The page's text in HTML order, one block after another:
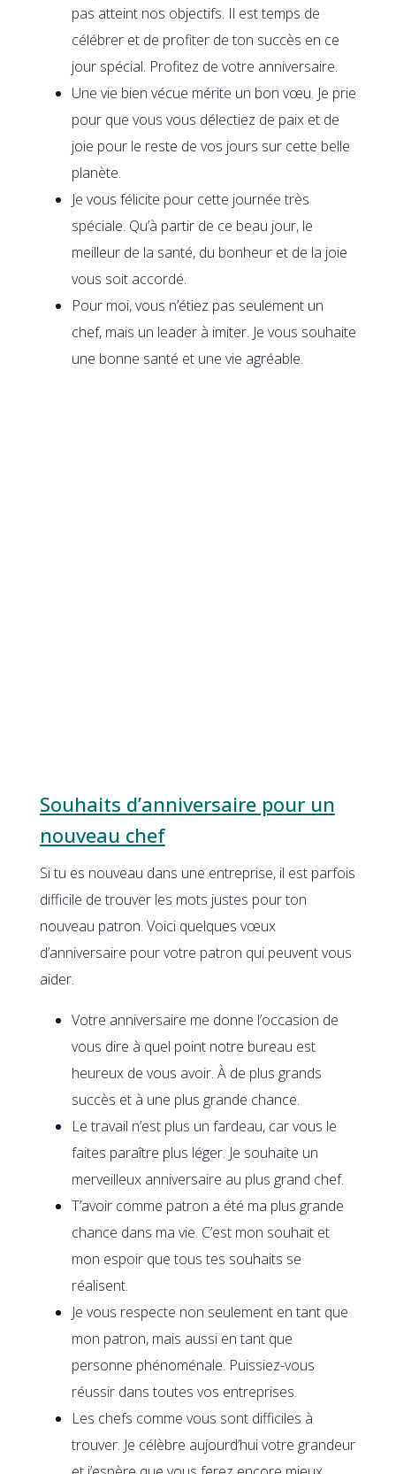
pas atteint nos objectifs. Il est temps de
célébrer et de profiter de ton succès en ce
jour spécial. Profitez de votre anniversaire.
Une vie bien vécue mérite un bon vœu. Je prie
pour que vous vous délectiez de paix et de
joie pour le reste de vos jours sur cette belle
planète.
Je vous félicite pour cette journée très
spéciale. Qu’à partir de ce beau jour, le
meilleur de la santé, du bonheur et de la joie
vous soit accordé.
Pour moi, vous n’étiez pas seulement un
chef, mais un leader à imiter. Je vous souhaite
une bonne santé et une vie agréable.
Souhaits d’anniversaire pour un
nouveau chef
Si tu es nouveau dans une entreprise, il est parfois
difficile de trouver les mots justes pour ton
nouveau patron. Voici quelques vœux
d’anniversaire pour votre patron qui peuvent vous
aider.
Votre anniversaire me donne l’occasion de
vous dire à quel point notre bureau est
heureux de vous avoir. À de plus grands
succès et à une plus grande chance.
Le travail n’est plus un fardeau, car vous le
faites paraître plus léger. Je souhaite un
merveilleux anniversaire au plus grand chef.
T’avoir comme patron a été ma plus grande
chance dans ma vie. C’est mon souhait et
mon espoir que tous tes souhaits se
réalisent.
Je vous respecte non seulement en tant que
mon patron, mais aussi en tant que
personne phénoménale. Puissiez-vous
réussir dans toutes vos entreprises.
Les chefs comme vous sont difficiles à
trouver. Je célèbre aujourd’hui votre grandeur